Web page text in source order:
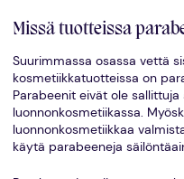
Missä tuotteissa
Suurimmassa osassa vettä
kosmetiikkatuotteissa on
Parabeenit eivät ole
luonnonkosmetiikassa.
luonnonkosmetiikkaa
käytä parabeeneja